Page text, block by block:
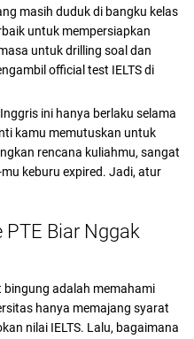
masih duduk di bangku kelas
untuk mempersiapkan
untuk drilling soal dan
official test IELTS di
ini hanya berlaku selama
kamu memutuskan untuk
rencana kuliahmu, sangat
keburu expired. Jadi, atur
PTE Biar Nggak
bingung adalah memahami
hanya memajang syarat
nilai IELTS. Lalu, bagaimana